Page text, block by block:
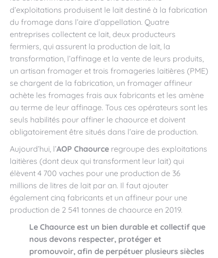
d’exploitations produisent le lait destiné à la fabrication
du fromage dans l’aire d’appellation. Quatre
entreprises collectent ce lait, deux producteurs
fermiers, qui assurent la production de lait, la
transformation, l’affinage et la vente de leurs produits,
un artisan fromager et trois fromageries laitières (PME)
se chargent de la fabrication, un fromager affineur
achète les fromages frais aux fabricants et les amène
au terme de leur affinage. Tous ces opérateurs sont les
seuls habilités pour affiner le chaource et doivent
obligatoirement être situés dans l’aire de production.
Aujourd’hui, l’AOP Chaource regroupe des exploitations
laitières (dont deux qui transforment leur lait) qui
élèvent 4 700 vaches pour une production de 36
millions de litres de lait par an. Il faut ajouter
également cinq fabricants et un affineur pour une
production de 2 541 tonnes de chaource en 2019.
Le Chaource est un bien durable et collectif que
nous devons respecter, protéger et
promouvoir, afin de perpétuer plusieurs siècles